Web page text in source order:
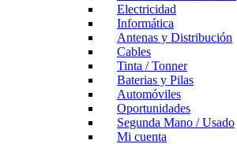
Electricidad
Informática
Antenas y Distribución
Cables
Tinta / Tonner
Baterias y Pilas
Automóviles
Oportunidades
Segunda Mano / Usado
Mi cuenta